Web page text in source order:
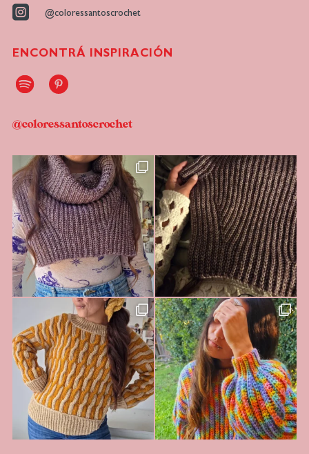
 @coloressantoscrochet
ENCONTRÁ INSPIRACIÓN
@coloressantoscrochet